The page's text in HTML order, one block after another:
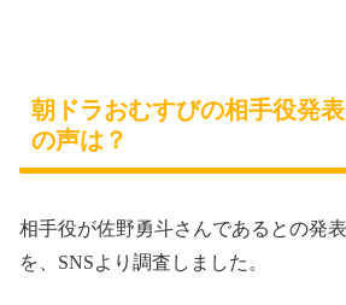
朝ドラおむすびの相手役発
の声は？
相手役が佐野勇斗さんであるとの発
を、SNSより調査しました。